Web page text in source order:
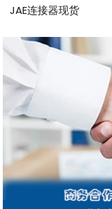
JAE连接器现货